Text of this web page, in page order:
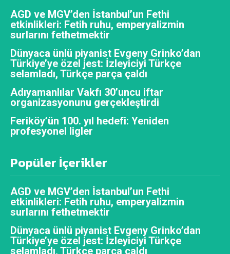
AGD ve MGV’den İstanbul’un Fethi
etkinlikleri: Fetih ruhu, emperyalizmin
surlarını fethetmektir
Dünyaca ünlü piyanist Evgeny Grinko’dan
Türkiye’ye özel jest: İzleyiciyi Türkçe
selamladı, Türkçe parça çaldı
Adıyamanlılar Vakfı 30’uncu iftar
organizasyonunu gerçekleştirdi
Feriköy’ün 100. yıl hedefi: Yeniden
profesyonel ligler
Popüler İçerikler
AGD ve MGV’den İstanbul’un Fethi
etkinlikleri: Fetih ruhu, emperyalizmin
surlarını fethetmektir
Dünyaca ünlü piyanist Evgeny Grinko’dan
Türkiye’ye özel jest: İzleyiciyi Türkçe
selamladı, Türkçe parça çaldı